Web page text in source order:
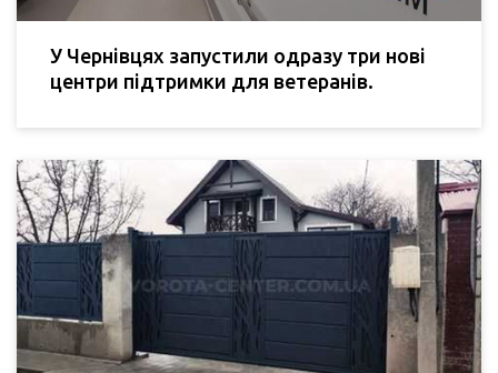
У Чернівцях запустили одразу три нові
центри підтримки для ветеранів.